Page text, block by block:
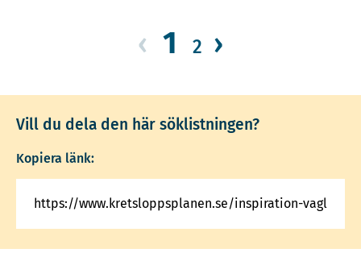
‹ 1 2 ›
Vill du dela den här söklistningen?
Kopiera länk: